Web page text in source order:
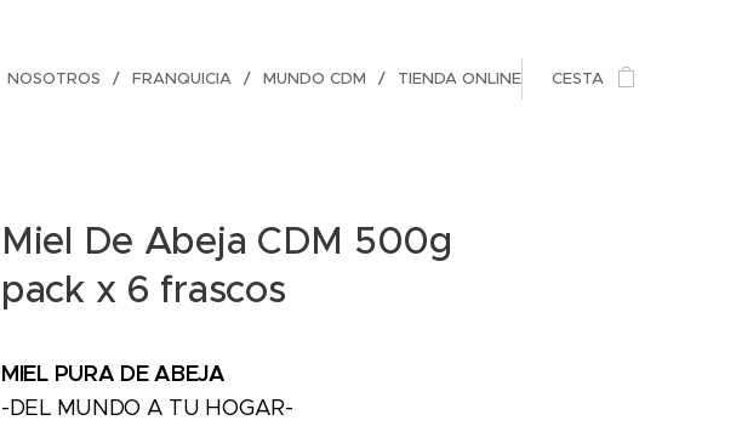
NOSOTROS FRANQUICIA MUNDO CDM TIENDA ONLINE CESTA
Miel De Abeja CDM 500g
pack x 6 frascos
MIEL PURA DE ABEJA
-DEL MUNDO A TU HOGAR-